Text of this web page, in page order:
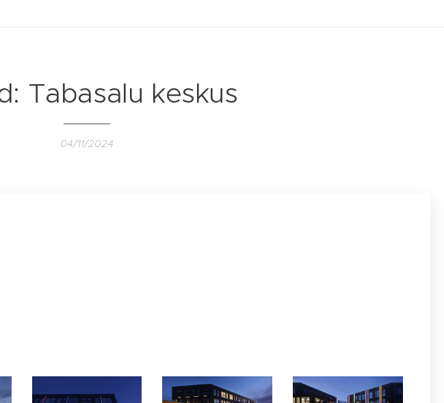
Tabasalu keskus
04/11/2024